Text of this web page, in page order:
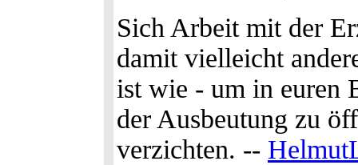
Sich Arbeit mit der
damit vielleicht
ist wie - um in euren
der Ausbeutung zu
verzichten. --